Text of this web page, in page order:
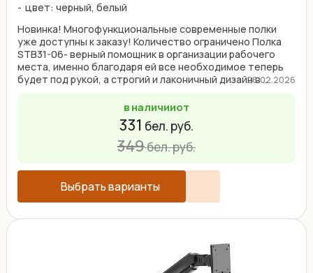
цвет: черный, белый
Новинка! Многофункциональные современные полки
уже доступны к заказу! Количество ограничено Полка
STB31-06- верный помощник в организации рабочего
места, именно благодаря ей все необходимое теперь
будет под рукой, а строгий и лаконичный дизайн в ...26.02.2026
в наличииот
331 бел. руб.
349бел. руб.
Выбрать варианты